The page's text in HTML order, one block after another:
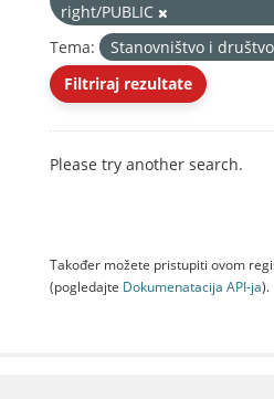
right/PUBLIC
Tema:
Stanovništvo i društvo
Filtriraj rezultate
Please try another search.
Također možete pristupiti ovom
(pogledajte Dokumenаtаcijа API-jа).